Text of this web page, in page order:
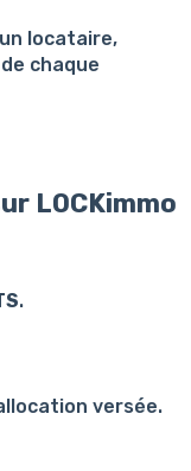
locataire,
chaque
LOCKimmo
.
versée.